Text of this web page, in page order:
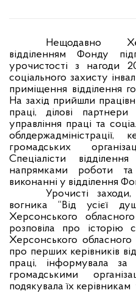
Нещодавно
відділенням Фонду
урочистості з нагоди
соціального захисту
приміщення відділення
На захід прийшли
праці, ділові
управління праці та
облдержадміністрації,
громадських
Спеціалісти
напрямками роботи
виконанні у відділення
Урочисті
вогника “Від усієї
Херсонського
розповіла про історію
Херсонського обласного
про перших керівників
праці, інформувала
громадськими
подякувала їх керівникам